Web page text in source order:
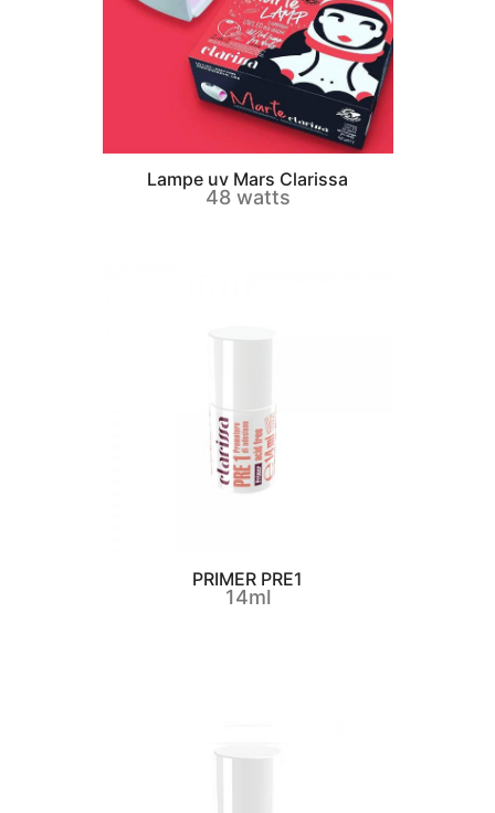
Lampe uv Mars Clarissa
48 watts
PRIMER PRE1
14ml